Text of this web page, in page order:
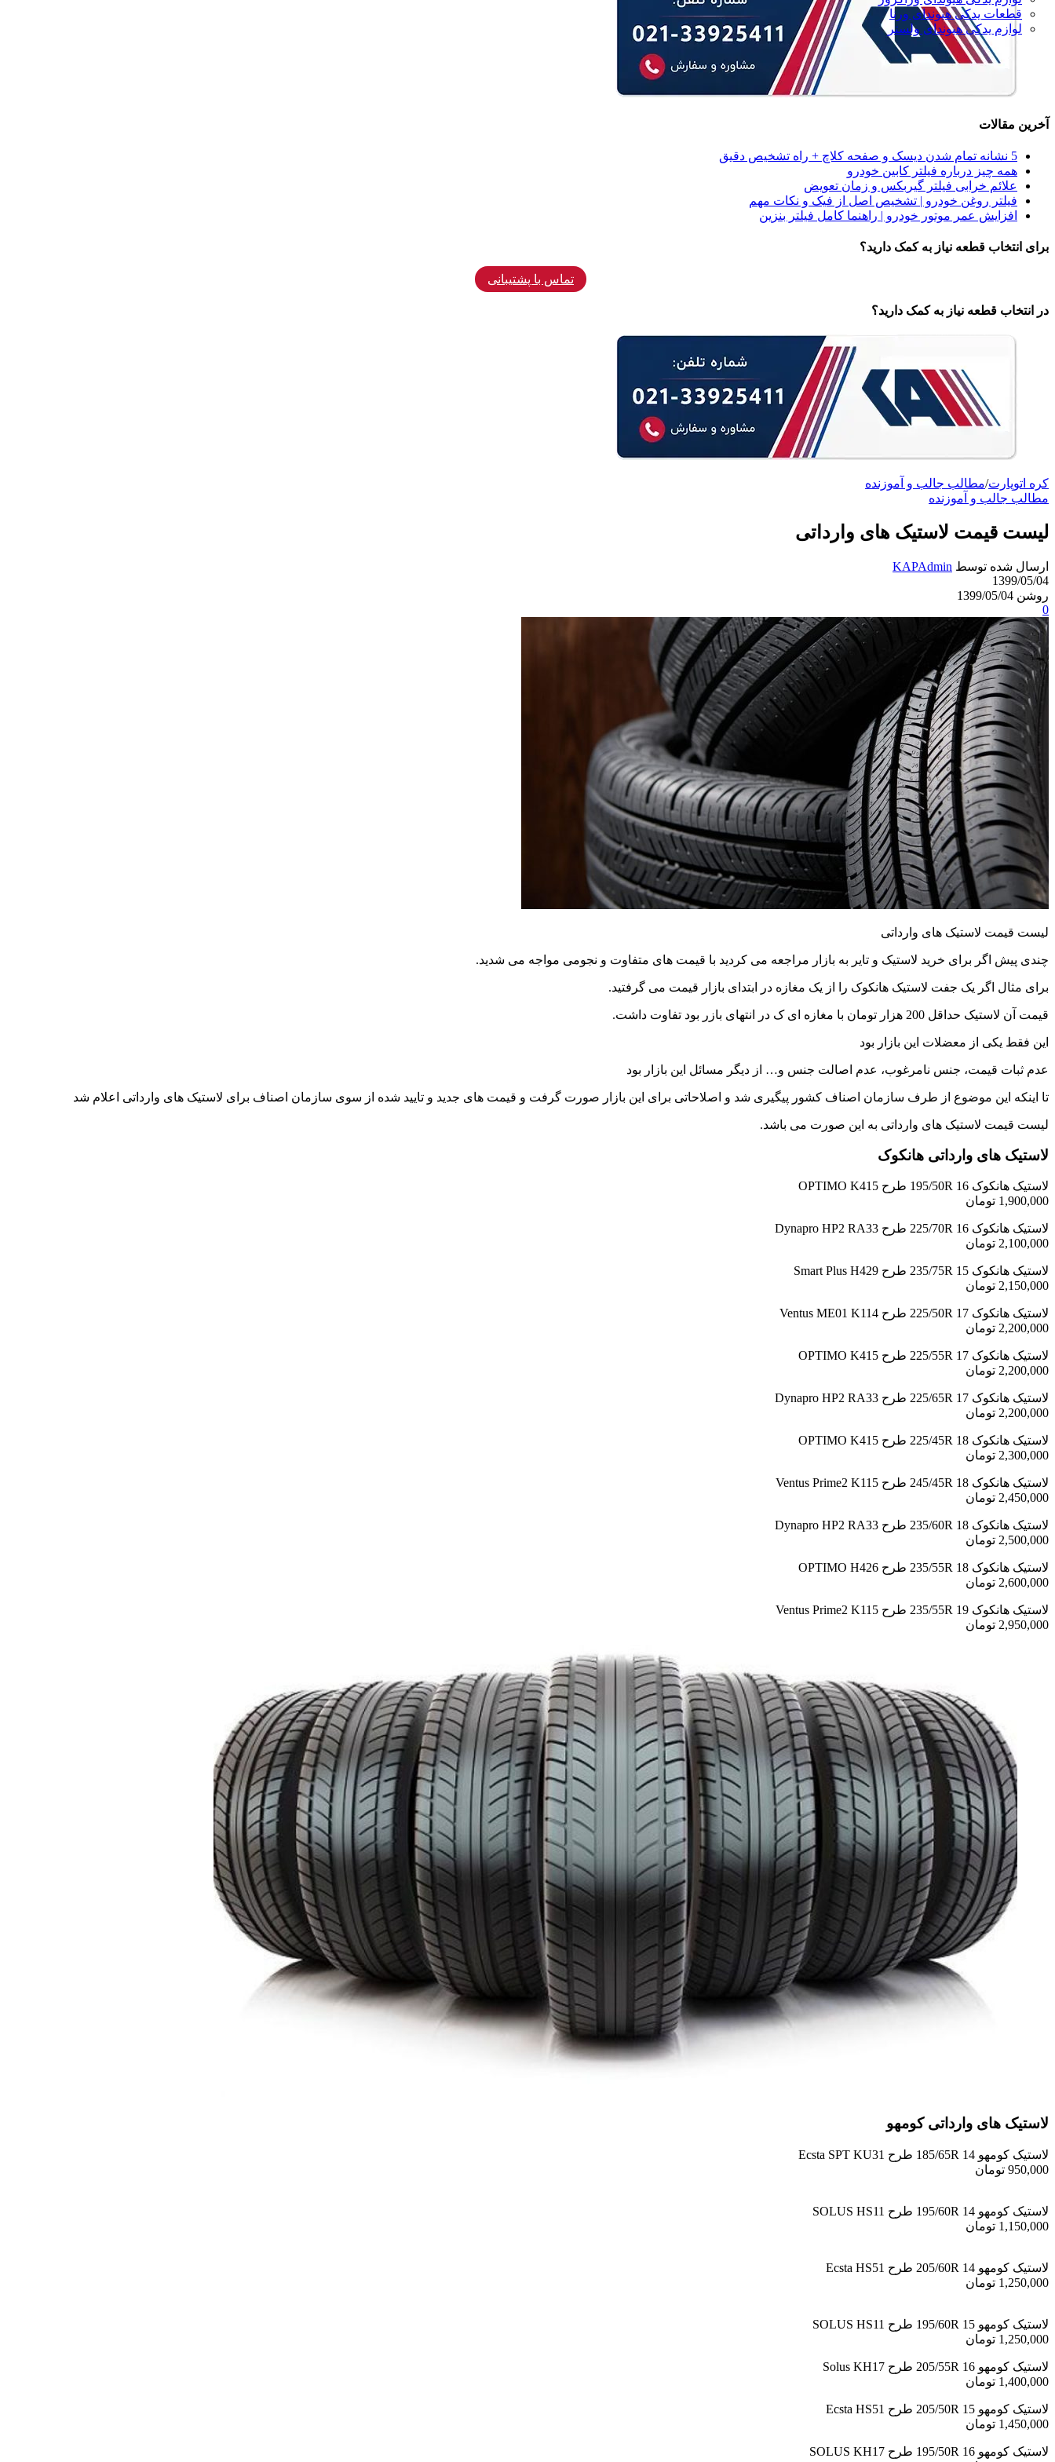
قطعات یدکی هیوندای ورنا
لوازم یدکی هیوندای ولستر
آخرین مقالات
5 نشانه‌ تمام شدن دیسک و صفحه کلاچ + راه تشخیص دقیق
همه‌ چیز درباره فیلتر کابین خودرو
علائم خرابی فیلتر گیربکس و زمان تعویض
فیلتر روغن خودرو | تشخیص اصل از فیک و نکات مهم
افزایش عمر موتور خودرو | راهنما کامل فیلتر بنزین
برای انتخاب قطعه نیاز به کمک دارید؟
تماس با پشتیبانی
در انتخاب قطعه نیاز به کمک دارید؟
کره اتوپارت/مطالب جالب و آموزنده
مطالب جالب و آموزنده
لیست قیمت لاستیک های وارداتی
ارسال شده توسط KAPAdmin
1399/05/04
روشن 1399/05/04
0
لیست قیمت لاستیک های وارداتی
چندی پیش اگر برای خرید لاستیک و تایر به بازار مراجعه می کردید با قیمت های متفاوت و نجومی مواجه می شدید.
برای مثال اگر یک جفت لاستیک هانکوک را از یک مغازه در ابتدای بازار قیمت می گرفتید.
قیمت آن لاستیک حداقل 200 هزار تومان با مغازه ای ک در انتهای بازر بود تفاوت داشت.
این فقط یکی از معضلات این بازار بود
عدم ثبات قیمت، جنس نامرغوب، عدم اصالت جنس و… از دیگر مسائل این بازار بود
تا اینکه این موضوع از طرف سازمان اصناف کشور پیگیری شد و اصلاحاتی برای این بازار صورت گرفت و قیمت های جدید و تایید شده از سوی سازمان اصناف برای لاستیک های وارداتی اعلام شد
لیست قیمت لاستیک های وارداتی به این صورت می باشد.
لاستیک های وارداتی هانکوک
لاستیک هانکوک 195/50R 16 طرح OPTIMO K415
1,900,000 تومان
لاستیک هانکوک 225/70R 16 طرح Dynapro HP2 RA33
2,100,000 تومان
لاستیک هانکوک 235/75R 15 طرح Smart Plus H429
2,150,000 تومان
لاستیک هانکوک 225/50R 17 طرح Ventus ME01 K114
2,200,000 تومان
لاستیک هانکوک 225/55R 17 طرح OPTIMO K415
2,200,000 تومان
لاستیک هانکوک 225/65R 17 طرح Dynapro HP2 RA33
2,200,000 تومان
لاستیک هانکوک 225/45R 18 طرح OPTIMO K415
2,300,000 تومان
لاستیک هانکوک 245/45R 18 طرح Ventus Prime2 K115
2,450,000 تومان
لاستیک هانکوک 235/60R 18 طرح Dynapro HP2 RA33
2,500,000 تومان
لاستیک هانکوک 235/55R 18 طرح OPTIMO H426
2,600,000 تومان
لاستیک هانکوک 235/55R 19 طرح Ventus Prime2 K115
2,950,000 تومان
لاستیک های وارداتی کومهو
لاستیک کومهو 185/65R 14 طرح Ecsta SPT KU31
950,000 تومان
لاستیک کومهو 195/60R 14 طرح SOLUS HS11
1,150,000 تومان
لاستیک کومهو 205/60R 14 طرح Ecsta HS51
1,250,000 تومان
لاستیک کومهو 195/60R 15 طرح SOLUS HS11
1,250,000 تومان
لاستیک کومهو 205/55R 16 طرح Solus KH17
1,400,000 تومان
لاستیک کومهو 205/50R 15 طرح Ecsta HS51
1,450,000 تومان
لاستیک کومهو 195/50R 16 طرح SOLUS KH17